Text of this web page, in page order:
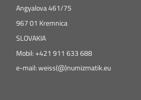
Angyalova 461/75
967 01 Kremnica
SLOVAKIA
Mobil: +421 911 633 688
e-mail: weiss(@)numizmatik.eu